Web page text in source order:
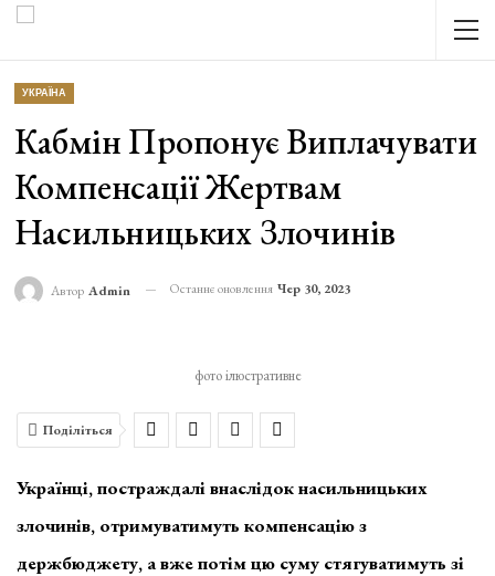
УКРАЇНА
Кабмін Пропонує Виплачувати
Компенсації Жертвам
Насильницьких Злочинів
Автор Admin Останнє оновлення Чер 30, 2023
фото ілюстративне
Поділіться
Українці, постраждалі внаслідок насильницьких
злочинів, отримуватимуть компенсацію з
держбюджету, а вже потім цю суму стягуватимуть зі